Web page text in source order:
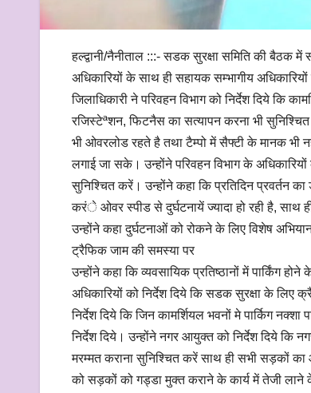
हल्द्वानी/नैनीताल :::- सडक सुरक्षा समिति की बैठक
अधिकारियों के साथ ही सहायक सम्भागीय
जिलाधिकारी ने परिवहन विभाग को निर्देश दिये कि
रजिस्टेªशन, फिटनैस का सत्यापन करना भी
भी ओवरलोड रहते है तथा टैम्पो में सैफ्टी के मानक भी
लगाई जा सके। उन्होंने परिवहन विभाग के
सुनिश्चित करें। उन्होंने कहा कि प्रतिदिन प्रवर्तन
करंे ओवर स्पीड से दुर्घटनायें ज्यादा हो रही है, साथ
उन्होंने कहा दुर्घटनाओं को रोकने के लिए विशेष
ट्रैफिक जाम की समस्या पर
उन्होंने कहा कि व्यवसायिक प्रतिष्ठानों में पार्किंग
अधिकारियों को निर्देश दिये कि सडक सुरक्षा के लिए
निर्देश दिये कि जिन कामर्शियल भवनों मे पार्किग
निर्देश दिये। उन्होंने नगर आयुक्त को निर्देश दिये
मरम्मत कराना सुनिश्चित करें साथ ही सभी सड़कों
को सड़कों को गड्डा मुक्त कराने के कार्य में तेजी लाने के